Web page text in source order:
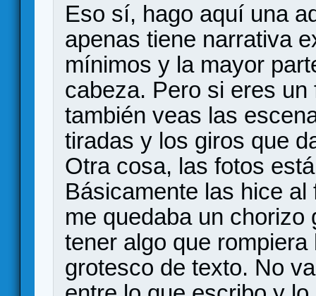
Eso sí, hago aquí una
apenas tiene narrativa
mínimos y la mayor
cabeza. Pero si eres
también veas las
tiradas y los giros que
Otra cosa, las fotos
Básicamente las hice
me quedaba un
tener algo que
grotesco de texto. No